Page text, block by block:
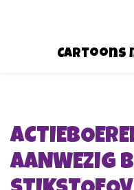
Cartoons
AANWEZIG